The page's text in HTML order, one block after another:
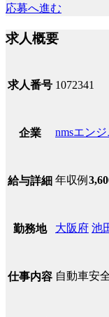
応募へ進む
求人概要
求人番号 1072341
企業 nmsエン
給与詳細 年収例
勤務地 大阪府 池
仕事内容 自動車安